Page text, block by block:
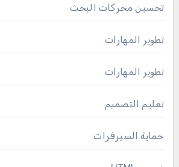
تحسين محركات البحث
تطوير المهارات
تطوير المهارات
تعليم التصميم
حماية السيرفرات